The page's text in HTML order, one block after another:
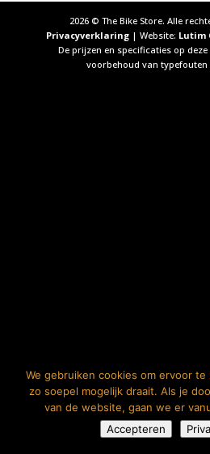
2026© The Bike Store. Alle
Privacyverklaring | Website: Lutim
De prijzen en specificaties op
voorbehoud van typefouten
We gebruiken cookies om ervoor
zo soepel mogelijk draait. Als je
van de website, gaan we er
Accepteren